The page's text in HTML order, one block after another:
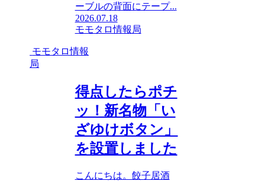
ーブルの背面にテープ...
2026.07.18
モモタロ情報局
モモタロ情報
局
得点したらポチ
ッ！新名物「い
ざゆけボタン」
を設置しました
こんにちは。餃子居酒